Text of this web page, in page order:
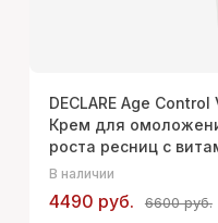
DECLARE Age
Крем для
роста ресниц с
В наличии
4490 руб. 6600 руб.